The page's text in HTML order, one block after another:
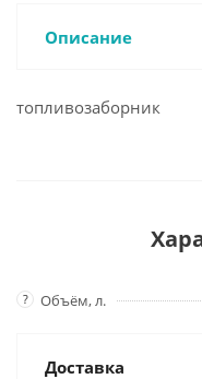
Описание
топливозаборник
? Объём, л.
Доставка